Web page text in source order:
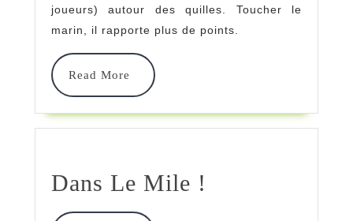
joueurs) autour des quilles. Toucher le
marin, il rapporte plus de points.
Read More
Read
More
Dans Le Mile !